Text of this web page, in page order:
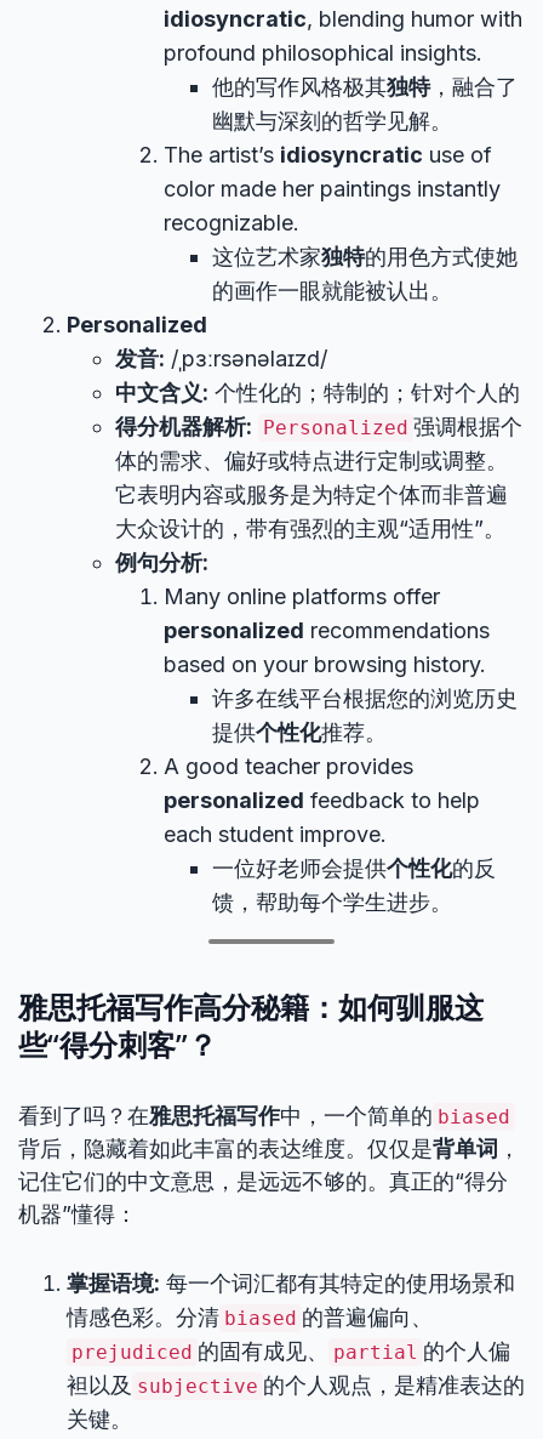
idiosyncratic, blending humor with
profound philosophical insights.
他的写作风格极其独特，融合了
幽默与深刻的哲学见解。
The artist’s idiosyncratic use of
color made her paintings instantly
recognizable.
这位艺术家独特的用色方式使她
的画作一眼就能被认出。
Personalized
发音: /ˌpɜːrsənəlaɪzd/
中文含义: 个性化的；特制的；针对个人的
得分机器解析: Personalized 强调根据个
体的需求、偏好或特点进行定制或调整。
它表明内容或服务是为特定个体而非普遍
大众设计的，带有强烈的主观“适用性”。
例句分析:
Many online platforms offer
personalized recommendations
based on your browsing history.
许多在线平台根据您的浏览历史
提供个性化推荐。
A good teacher provides
personalized feedback to help
each student improve.
一位好老师会提供个性化的反
馈，帮助每个学生进步。
雅思托福写作高分秘籍：如何驯服这
些“得分刺客”？
看到了吗？在雅思托福写作中，一个简单的 biased
背后，隐藏着如此丰富的表达维度。仅仅是背单词 ，
记住它们的中文意思，是远远不够的。真正的“得分
机器”懂得：
掌握语境: 每一个词汇都有其特定的使用场景和
情感色彩。分清 biased 的普遍偏向、
prejudiced 的固有成见、 partial 的个人偏
袒以及 subjective 的个人观点，是精准表达的
关键。